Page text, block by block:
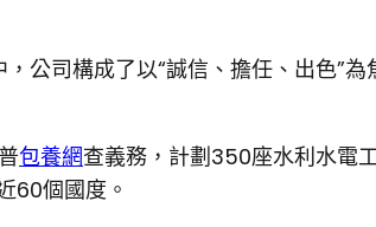
公司構成了以“誠信、擔任、出色”
包養網查義務，計劃350座水利水電
60個國度。